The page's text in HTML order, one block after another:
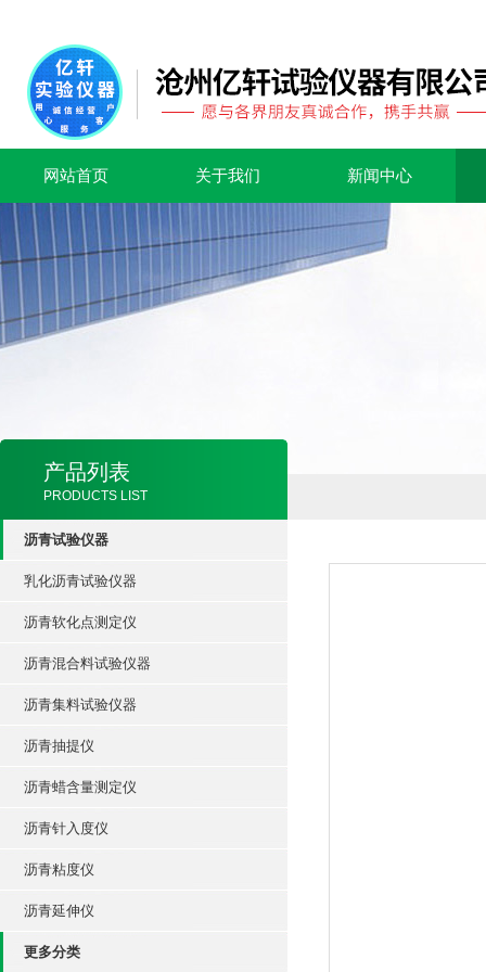
网站首页 关于我们 新闻中心
产品列表
PRODUCTS LIST
沥青试验仪器
乳化沥青试验仪器
沥青软化点测定仪
沥青混合料试验仪器
沥青集料试验仪器
沥青抽提仪
沥青蜡含量测定仪
沥青针入度仪
沥青粘度仪
沥青延伸仪
更多分类